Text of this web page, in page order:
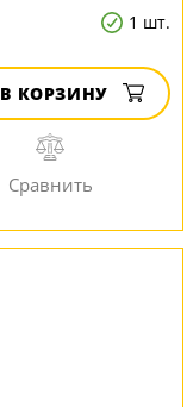
1 шт.
В КОРЗИНУ